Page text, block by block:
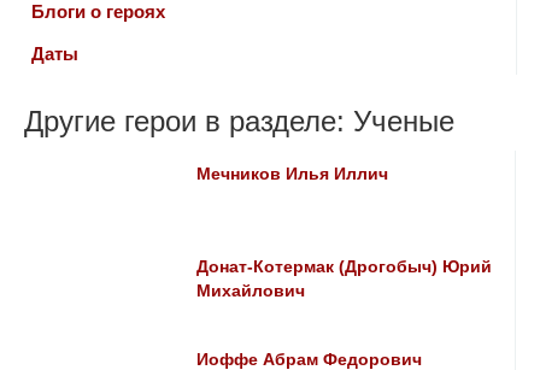
Блоги о героях
Даты
Другие герои в разделе: Ученые
Мечников Илья Иллич
Донат-Котермак (Дрогобыч) Юрий
Михайлович
Иоффе Абрам Федорович